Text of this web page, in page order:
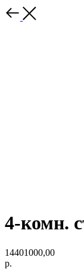
4-комн.
14401000,00
р.